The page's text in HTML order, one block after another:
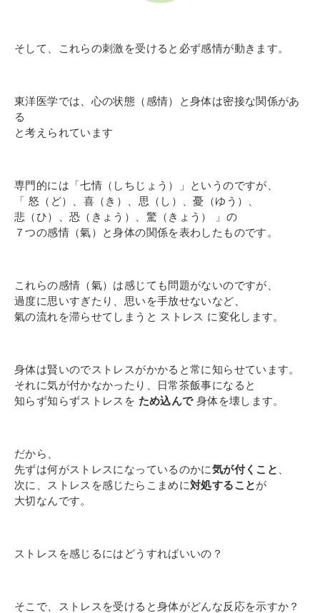
そして、これらの刺激を受けると必ず感情が動きます。
東洋医学では、心の状態（感情）と身体は密接な関係があ
る
と考えられています
専門的には「七情（しちじょう）」というのですが、
「 怒（ど）、喜（き）、思（し）、憂（ゆう）、
悲（ひ）、恐（きょう）、驚（きょう） 」の
７つの感情（氣）と身体の関係を表わしたものです。
これらの感情（氣）は感じても問題がないのですが、
過度に思いすぎたり、思いを手放せないなど、
氣の流れを滞らせてしまうと ストレス に変化します。
身体は賢いのでストレスがかかると常に知らせています。
それに気が付かなかったり、日常茶飯事になると
知らず知らずストレスを ため込んで身体を壊します。
だから、
先ずは何がストレスになっているのかに気が付くこと
次に、ストレスを感じたらこまめに対処することが
大切なんです。
ストレスを感じるにはどうすればいいの？
そこで、ストレスを受けると身体がどんな反応を示すか？